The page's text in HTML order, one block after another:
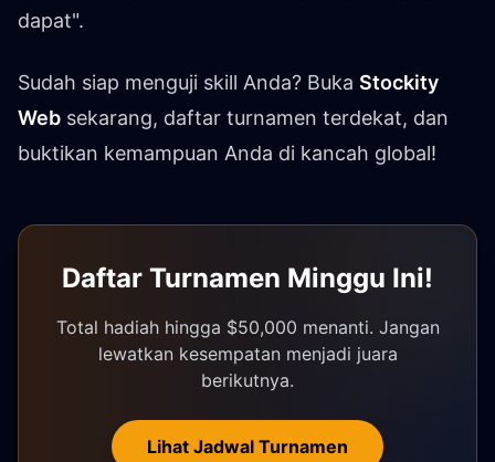
dapat".
Sudah siap menguji skill Anda? Buka Stockity
Web sekarang, daftar turnamen terdekat, dan
buktikan kemampuan Anda di kancah global!
Daftar Turnamen Minggu Ini!
Total hadiah hingga $50,000 menanti. Jangan
lewatkan kesempatan menjadi juara
berikutnya.
Lihat Jadwal Turnamen